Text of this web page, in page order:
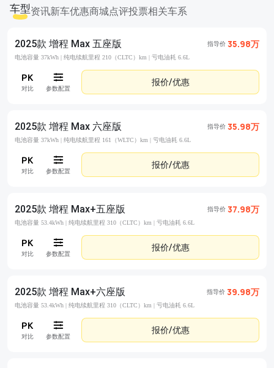
车型资讯新车优惠商城点评投票相关车系
2025款 增程 Max 五座版 指导价 35.98万
电池容量 37kWh | 纯电续航里程 210（CLTC）km | 亏电油耗 6.6L
对比 参数配置
报价/优惠
2025款 增程 Max 六座版 指导价 35.98万
电池容量 37kWh | 纯电续航里程 161（WLTC）km | 亏电油耗 6.6L
对比 参数配置
报价/优惠
2025款 增程 Max+五座版 指导价 37.98万
电池容量 53.4kWh | 纯电续航里程 310（CLTC）km | 亏电油耗 6.6L
对比 参数配置
报价/优惠
2025款 增程 Max+六座版 指导价 39.98万
电池容量 53.4kWh | 纯电续航里程 310（CLTC）km | 亏电油耗 6.6L
对比 参数配置
报价/优惠